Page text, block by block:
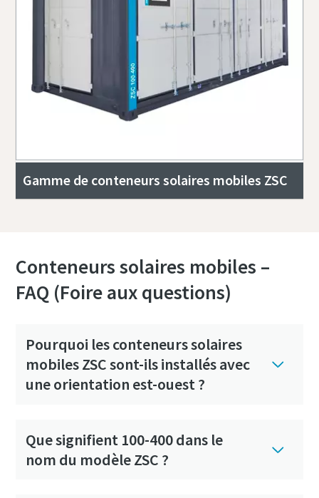
Gamme de conteneurs solaires mobiles ZSC
Conteneurs solaires mobiles –
FAQ (Foire aux questions)
Pourquoi les conteneurs solaires
mobiles ZSC sont-ils installés avec
une orientation est-ouest ?
Que signifient 100-400 dans le
nom du modèle ZSC ?